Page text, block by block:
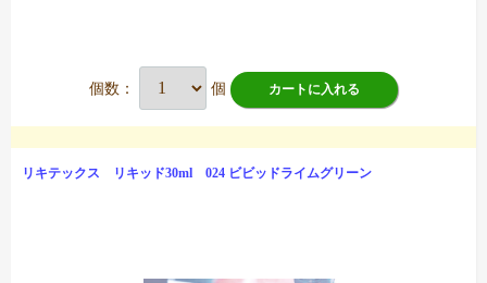
個数： 個 カートに入れる
リキテックス リキッド30ml 024 ビビッドライムグリーン